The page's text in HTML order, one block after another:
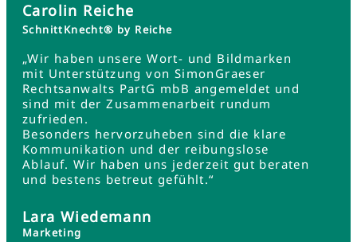
Carolin Reiche
SchnittKnecht® by Reiche
„Wir haben unsere Wort- und Bildmarken
mit Unterstützung von SimonGraeser
Rechtsanwalts PartG mbB angemeldet und
sind mit der Zusammenarbeit rundum
zufrieden.
Besonders hervorzuheben sind die klare
Kommunikation und der reibungslose
Ablauf. Wir haben uns jederzeit gut beraten
und bestens betreut gefühlt.“
Lara Wiedemann
Marketing